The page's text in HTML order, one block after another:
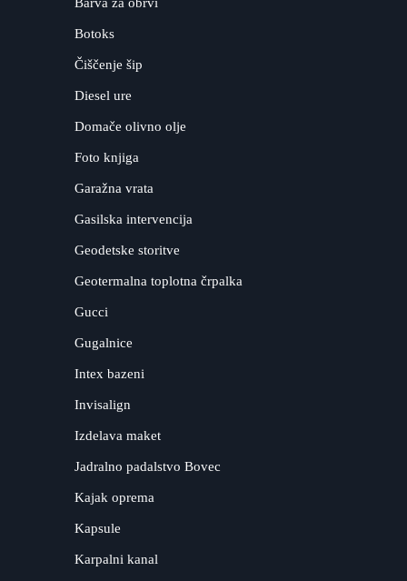
Botoks
Čiščenje šip
Diesel ure
Domače olivno olje
Foto knjiga
Garažna vrata
Gasilska intervencija
Geodetske storitve
Geotermalna toplotna črpalka
Gucci
Gugalnice
Intex bazeni
Invisalign
Izdelava maket
Jadralno padalstvo Bovec
Kajak oprema
Kapsule
Karpalni kanal